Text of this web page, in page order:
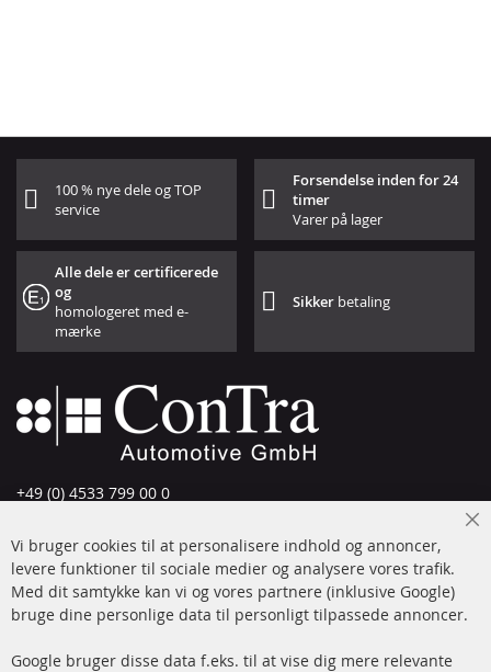
100 % nye dele og TOP
service
Forsendelse inden for 24
timer
Varer på lager
Alle dele er certificerede
og
homologeret med e-
mærke
Sikker betaling
+49 (0) 4533 799 00 0
info@contra-automotive.de
www.contra-automotive.de
Facebook
Instagram
Hurtige links Kundeservice
Vi bruger cookies til at personalisere indhold og annoncer,
levere funktioner til sociale medier og analysere vores trafik.
Med dit samtykke kan vi og vores partnere (inklusive Google)
bruge dine personlige data til personligt tilpassede annoncer.
Google bruger disse data f.eks. til at vise dig mere relevante